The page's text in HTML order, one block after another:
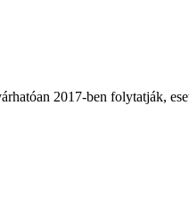
2017-ben folytatják,